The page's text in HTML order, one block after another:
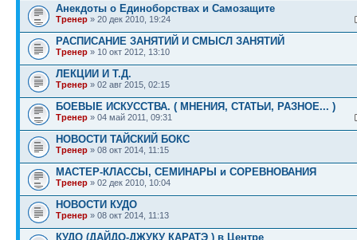
Анекдоты о Единоборствах и Самозащите
Тренер » 20 дек 2010, 19:24
РАСПИСАНИЕ ЗАНЯТИЙ И СМЫСЛ ЗАНЯТИЙ
Тренер » 10 окт 2012, 13:10
ЛЕКЦИИ И Т.Д.
Тренер » 02 авг 2015, 02:15
БОЕВЫЕ ИСКУССТВА. ( МНЕНИЯ, СТАТЬИ, РАЗНОЕ... )
Тренер » 04 май 2011, 09:31
НОВОСТИ ТАЙСКИЙ БОКС
Тренер » 08 окт 2014, 11:15
МАСТЕР-КЛАССЫ, СЕМИНАРЫ и СОРЕВНОВАНИЯ
Тренер » 02 дек 2010, 10:04
НОВОСТИ КУДО
Тренер » 08 окт 2014, 11:13
КУДО (ДАЙДО-ДЖУКУ КАРАТЭ ) в Центре